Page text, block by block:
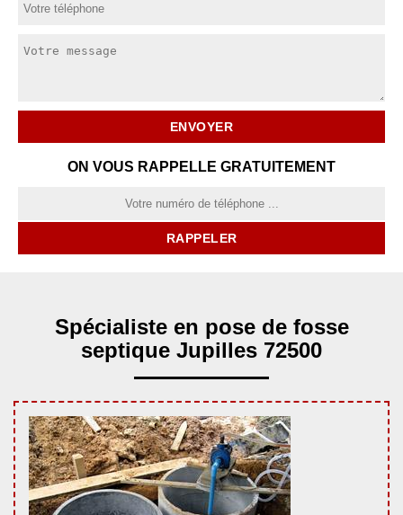
ON VOUS RAPPELLE GRATUITEMENT
Spécialiste en pose de fosse
septique Jupilles 72500